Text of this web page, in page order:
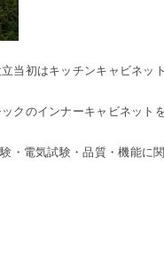
当初はキッチンキャビネッ
クのインナーキャビネット
・電気試験・品質・機能